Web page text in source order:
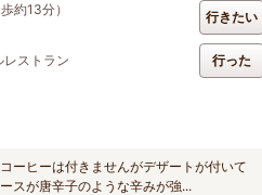
歩約13分）
ストラン
行きたい
行った
ーヒーは付きませんがデザートが付いて
スが唐辛子のような辛みが強...